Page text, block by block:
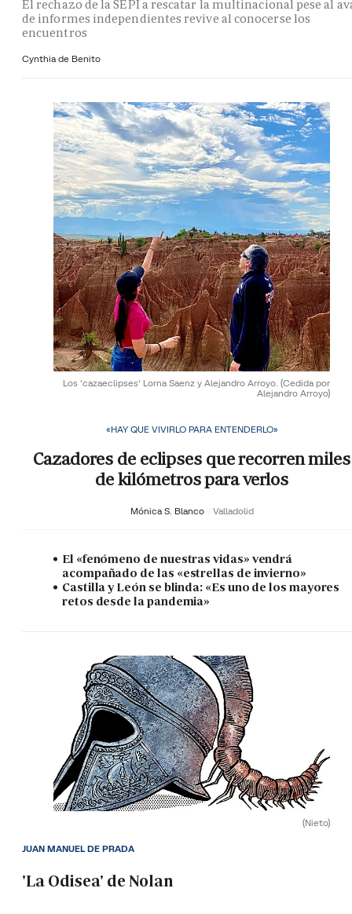
El rechazo de la SEPI a rescatar la multinacional pese al
de informes independientes revive al conocerse los
encuentros
Cynthia de Benito
Los 'cazaeclipses' Lorna Saenz y Alejandro Arroyo. (Cedida por
Alejandro Arroyo)
«HAY QUE VIVIRLO PARA ENTENDERLO»
Cazadores de eclipses que recorren miles
de kilómetros para verlos
Mónica S. Blanco Valladolid
El «fenómeno de nuestras vidas» vendrá
acompañado de las «estrellas de invierno»
Castilla y León se blinda: «Es uno de los mayores
retos desde la pandemia»
(Nieto)
'La Odisea' de Nolan
JUAN MANUEL DE PRADA